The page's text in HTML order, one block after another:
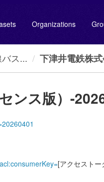
Organizations
ス... 下津井電鉄株
ンス版）-
[アクセストー